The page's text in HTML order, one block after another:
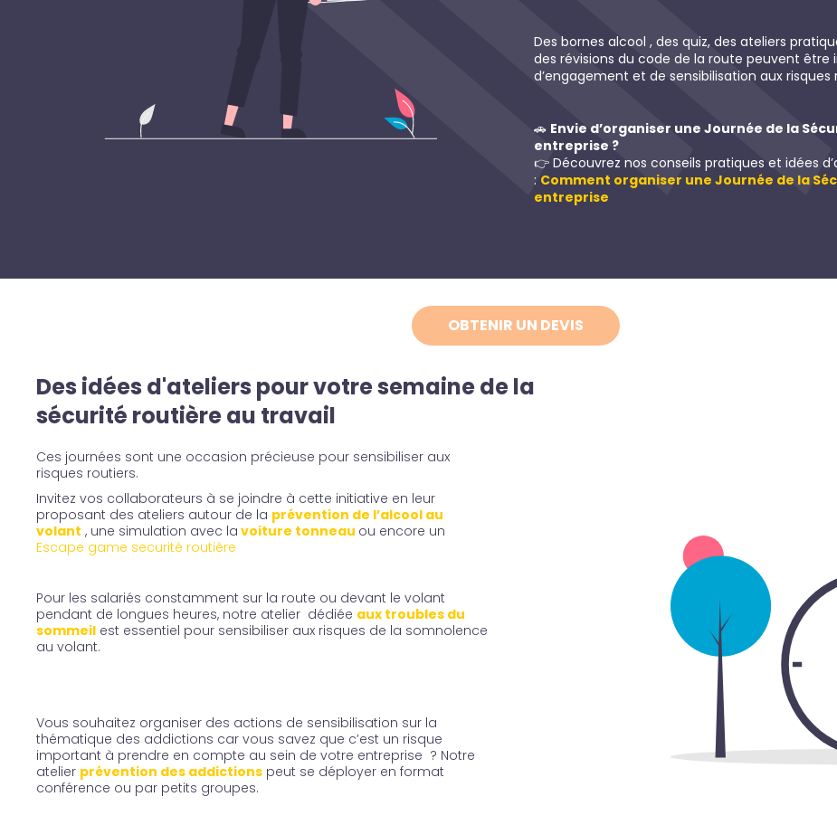
Des bornes alcool , des quiz, des ateliers
des révisions du code de la route peuvent être
d’engagement et de sensibilisation aux risques
🚗 Envie d’organiser une Journée de la
entreprise ?
👉 Découvrez nos conseils pratiques et idées
: Comment organiser une Journée de la
entreprise
OBTENIR UN DEVIS
Des idées d'ateliers pour votre semaine de la
sécurité routière au travail
Ces journées sont une occasion précieuse pour sensibiliser aux
risques routiers.
Invitez vos collaborateurs à se joindre à cette initiative en leur
proposant des ateliers autour de la prévention de l’alcool au
volant , une simulation avec la voiture tonneau ou encore un
Escape game securité routière
Pour les salariés constamment sur la route ou devant le volant
pendant de longues heures, notre atelier dédiée aux troubles du
sommeil est essentiel pour sensibiliser aux risques de la somnolence
au volant.
Vous souhaitez organiser des actions de sensibilisation sur la
thématique des addictions car vous savez que c’est un risque
important à prendre en compte au sein de votre entreprise ? Notre
atelier prévention des addictions peut se déployer en format
conférence ou par petits groupes.